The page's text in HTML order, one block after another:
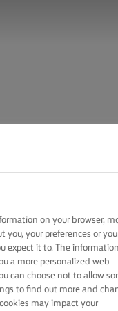
on your browser,
your preferences or
expect it to. The information
a more personalized web
can choose not to allow
to find out more and
may impact your